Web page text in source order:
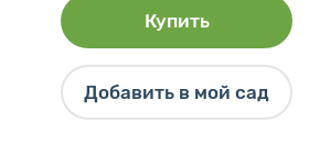
Купить
Добавить в мой сад